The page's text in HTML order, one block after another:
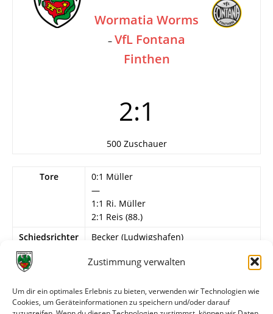
Zustimmung verwalten
Um dir ein optimales Erlebnis zu bieten, verwenden wir Technologien wie
Cookies, um Geräteinformationen zu speichern und/oder darauf
Wormatia Worms
– VfL Fontana
Finthen
2:1
500 Zuschauer
Tore
0:1 Müller
—
1:1 Ri. Müller
2:1 Reis (88.)
Schiedsrichter
Becker (Ludwigshafen)
Pokal des Bezirks Rheinhessen,
Viertelfinale in Oppenheim
Wormatia Worms
Vogt, Richard Müller, Reis… (ohne Kern,